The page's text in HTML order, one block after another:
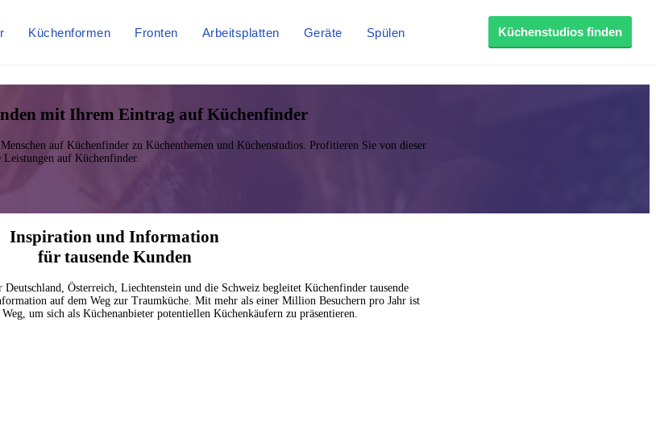
Küchenformen Fronten Arbeitsplatten Geräte Spülen Küchenstudios finden
mit Ihrem Eintrag auf Küchenfinder
auf Küchenfinder zu Küchenthemen und Küchenstudios. Profitieren Sie von dieser
auf Küchenfinder.
Inspiration und Information
für tausende Kunden
Österreich, Liechtenstein und die Schweiz begleitet Küchenfinder tausende
auf dem Weg zur Traumküche. Mit mehr als einer Million Besuchern pro Jahr ist
um sich als Küchenanbieter potentiellen Küchenkäufern zu präsentieren.